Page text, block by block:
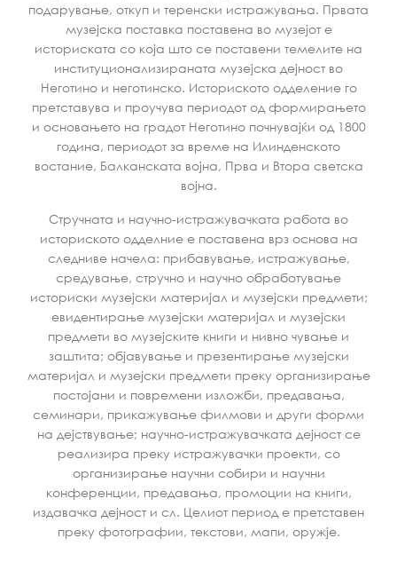
подарување, откуп и теренски истражувања. Првата
музејска поставка поставена во музејот е
историската со која што се поставени темелите на
институционализираната музејска дејност во
Неготино и неготинско. Историското одделение го
претставува и проучува периодот од формирањето
и основањето на градот Неготино почнувајќи од 1800
година, периодот за време на Илинденското
востание, Балканската војна, Прва и Втора светска
војна.
Стручната и научно-истражувачката работа во
историското одделние е поставена врз основа на
следниве начела: прибавување, истражување,
средување, стручно и научно обработување
историски музејски материјал и музејски предмети;
евидентирање музејски материјал и музејски
предмети во музејските книги и нивно чување и
заштита; објавување и презентирање музејски
материјал и музејски предмети преку организирање
постојани и повремени изложби, предавања,
семинари, прикажување филмови и други форми
на дејствување; научно-истражувачката дејност се
реализира преку истражувачки проекти, со
организирање научни собири и научни
конференции, предавања, промоции на книги,
издавачка дејност и сл. Целиот период е претставен
преку фотографии, текстови, мапи, оружје.